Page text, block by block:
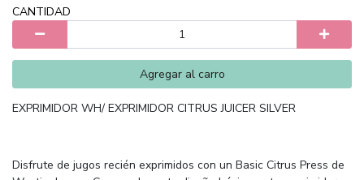
CANTIDAD
Agregar al carro
EXPRIMIDOR WH/ EXPRIMIDOR CITRUS JUICER SILVER
Disfrute de jugos recién exprimidos con un Basic Citrus Press de